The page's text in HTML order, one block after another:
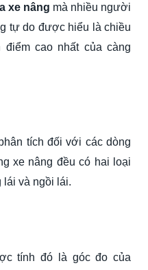
xe nâng mà nhiều người
tự do được hiểu là chiều
cao nhất của càng
tích đối với các dòng
xe nâng đều có hai loại
lái và ngồi lái.
tính đó là góc đo của